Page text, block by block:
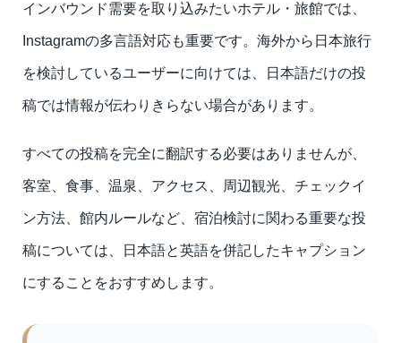
インバウンド需要を取り込みたいホテル・旅館では、
Instagramの多言語対応も重要です。海外から日本旅行
を検討しているユーザーに向けては、日本語だけの投
稿では情報が伝わりきらない場合があります。
すべての投稿を完全に翻訳する必要はありませんが、
客室、食事、温泉、アクセス、周辺観光、チェックイ
ン方法、館内ルールなど、宿泊検討に関わる重要な投
稿については、日本語と英語を併記したキャプション
にすることをおすすめします。